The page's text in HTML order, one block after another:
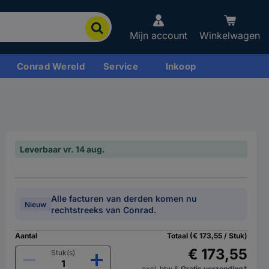
Mijn account Winkelwagen
Conrad Wereld Service Inkoop
Leverbaar vr. 14 aug.
Nieuw
Alle facturen van derden komen nu
rechtstreeks van Conrad.
Aantal
Stuk(s)
Totaal (€ 173,55 / Stuk)
€ 173,55